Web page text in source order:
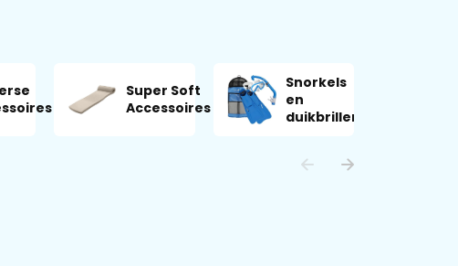
Super Soft
Accessoires
Snorkels
en
duikbrillen